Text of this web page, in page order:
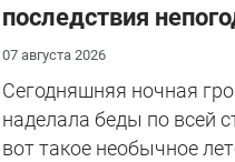
последствия
07 августа 2026
Сегодняшняя ночная
наделала беды по всей
вот такое необычное